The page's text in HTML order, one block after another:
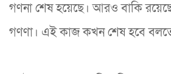
গণনা শেষ হয়েছে। আরও বাকি
গণণা। এই কাজ কখন শেষ হবে